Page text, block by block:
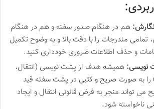
هم در هنگام صدور سفته و هم در هنگام
مندرجات را با دقت بالا و به وضوح تکمیل
و حذف اطلاعات ضروری خودداری کنید.
نویسی: همیشه هدف از پشت نویسی (انتقال،
به صورت صریح و کتبی در پشت سفته قید
می تواند منجر به فرض قانونی انتقال و ایجاد
ناخواسته شود.